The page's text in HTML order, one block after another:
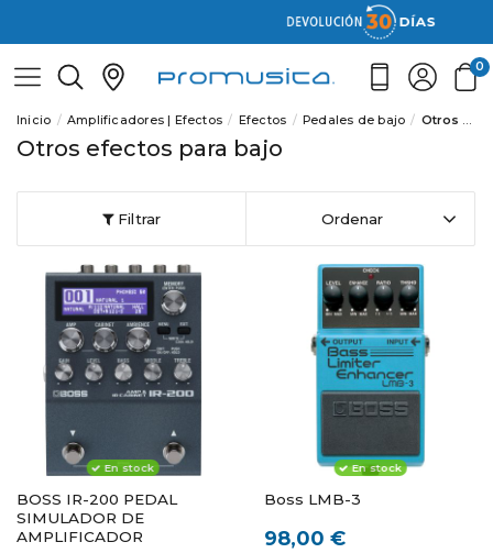
0
Inicio Amplificadores | Efectos Efectos Pedales de bajo Otros efectos para bajo
Otros efectos para bajo
Filtrar Ordenar
En stock
BOSS IR-200 PEDAL
SIMULADOR DE
AMPLIFICADOR
En stock
Boss LMB-3
98,00 €